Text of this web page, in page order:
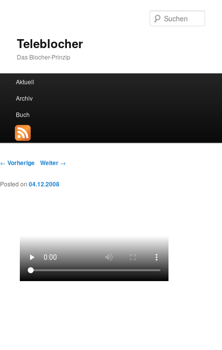
Teleblocher
Das Blocher-Prinzip
HauptmenüZum Inhalt wechseln
Zum sekundären Inhalt wechseln
Aktuell
Archiv
Buch
Beitrags-Navigation
← Vorherige Weiter →
Posted on 04.12.2008